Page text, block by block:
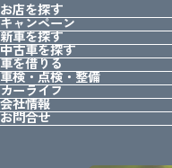
お店を探す
キャンペーン
新車を探す
中古車を探す
車を借りる
車検・点検・整備
カーライフ
会社情報
お問合せ